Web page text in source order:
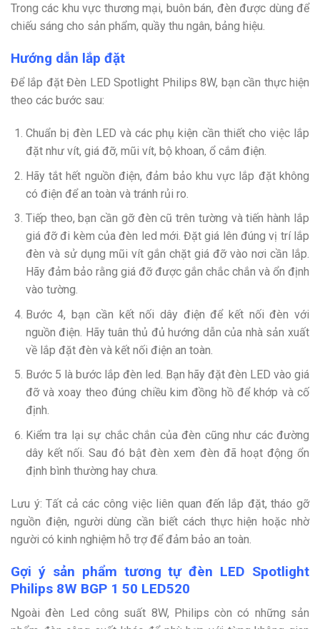
Trong các khu vực thương mại, buôn bán, đèn được dùng để
chiếu sáng cho sản phẩm, quầy thu ngân, bảng hiệu.
Hướng dẫn lắp đặt
Để lắp đặt Đèn LED Spotlight Philips 8W, bạn cần thực hiện
theo các bước sau:
Chuẩn bị đèn LED và các phụ kiện cần thiết cho việc lắp
đặt như vít, giá đỡ, mũi vít, bộ khoan, ổ cắm điện.
Hãy tắt hết nguồn điện, đảm bảo khu vực lắp đặt không
có điện để an toàn và tránh rủi ro.
Tiếp theo, bạn cần gỡ đèn cũ trên tường và tiến hành lắp
giá đỡ đi kèm của đèn led mới. Đặt giá lên đúng vị trí lắp
đèn và sử dụng mũi vít gắn chặt giá đỡ vào nơi cần lắp.
Hãy đảm bảo rằng giá đỡ được gắn chắc chắn và ổn định
vào tường.
Bước 4, bạn cần kết nối dây điện để kết nối đèn với
nguồn điện. Hãy tuân thủ đủ hướng dẫn của nhà sản xuất
về lắp đặt đèn và kết nối điện an toàn.
Bước 5 là bước lắp đèn led. Bạn hãy đặt đèn LED vào giá
đỡ và xoay theo đúng chiều kim đồng hồ để khớp và cố
định.
Kiểm tra lại sự chắc chắn của đèn cũng như các đường
dây kết nối. Sau đó bật đèn xem đèn đã hoạt động ổn
định bình thường hay chưa.
Lưu ý: Tất cả các công việc liên quan đến lắp đặt, tháo gỡ
nguồn điện, người dùng cần biết cách thực hiện hoặc nhờ
người có kinh nghiệm hỗ trợ để đảm bảo an toàn.
Gợi ý sản phẩm tương tự đèn LED Spotlight
Philips 8W BGP 1 50 LED520
Ngoài đèn Led công suất 8W, Philips còn có những sản